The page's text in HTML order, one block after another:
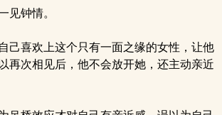
见钟情。
己喜欢上这个只有一面之缘的女性，让他
再次相见后，他不会放开她，还主动亲近